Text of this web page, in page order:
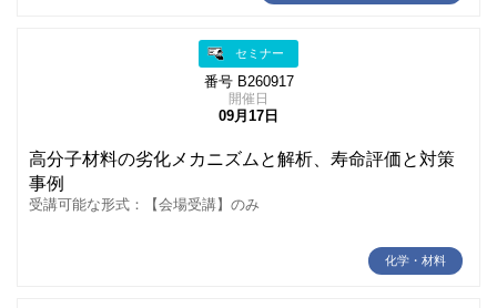
セミナー
番号 B260917
開催日
09月17日
高分子材料の劣化メカニズムと解析、寿命評価と対策
事例
受講可能な形式：【会場受講】のみ
化学・材料